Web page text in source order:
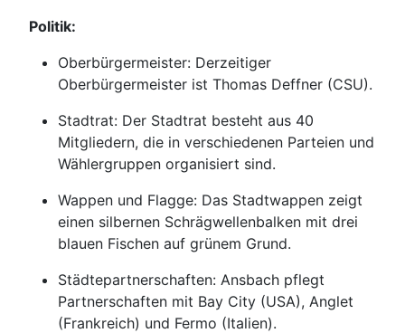
Politik:
Oberbürgermeister: Derzeitiger
Oberbürgermeister ist Thomas Deffner (CSU).
Stadtrat: Der Stadtrat besteht aus 40
Mitgliedern, die in verschiedenen Parteien und
Wählergruppen organisiert sind.
Wappen und Flagge: Das Stadtwappen zeigt
einen silbernen Schrägwellenbalken mit drei
blauen Fischen auf grünem Grund.
Städtepartnerschaften: Ansbach pflegt
Partnerschaften mit Bay City (USA), Anglet
(Frankreich) und Fermo (Italien).